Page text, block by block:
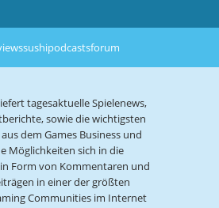
sushipodcastsforum
tagesaktuelle Spielenews,
sowie die wichtigsten
dem Games Business und
Möglichkeiten sich in die
Form von Kommentaren und
in einer der größten
Communities im Internet